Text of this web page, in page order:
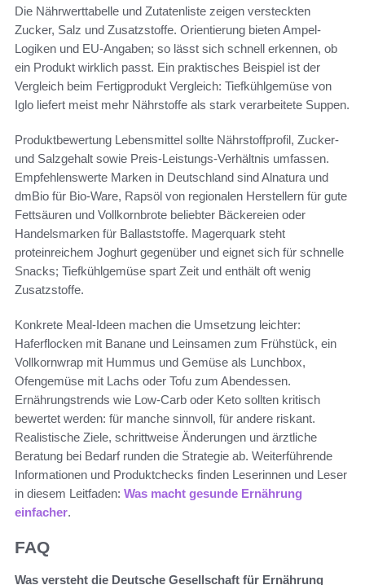
Die Nährwerttabelle und Zutatenliste zeigen versteckten
Zucker, Salz und Zusatzstoffe. Orientierung bieten Ampel-
Logiken und EU-Angaben; so lässt sich schnell erkennen, ob
ein Produkt wirklich passt. Ein praktisches Beispiel ist der
Vergleich beim Fertigprodukt Vergleich: Tiefkühlgemüse von
Iglo liefert meist mehr Nährstoffe als stark verarbeitete Suppen.
Produktbewertung Lebensmittel sollte Nährstoffprofil, Zucker-
und Salzgehalt sowie Preis-Leistungs-Verhältnis umfassen.
Empfehlenswerte Marken in Deutschland sind Alnatura und
dmBio für Bio-Ware, Rapsöl von regionalen Herstellern für gute
Fettsäuren und Vollkornbrote beliebter Bäckereien oder
Handelsmarken für Ballaststoffe. Magerquark steht
proteinreichem Joghurt gegenüber und eignet sich für schnelle
Snacks; Tiefkühlgemüse spart Zeit und enthält oft wenig
Zusatzstoffe.
Konkrete Meal-Ideen machen die Umsetzung leichter:
Haferflocken mit Banane und Leinsamen zum Frühstück, ein
Vollkornwrap mit Hummus und Gemüse als Lunchbox,
Ofengemüse mit Lachs oder Tofu zum Abendessen.
Ernährungstrends wie Low-Carb oder Keto sollten kritisch
bewertet werden: für manche sinnvoll, für andere riskant.
Realistische Ziele, schrittweise Änderungen und ärztliche
Beratung bei Bedarf runden die Strategie ab. Weiterführende
Informationen und Produktchecks finden Leserinnen und Leser
in diesem Leitfaden: Was macht gesunde Ernährung
einfacher.
FAQ
Was versteht die Deutsche Gesellschaft für Ernährung